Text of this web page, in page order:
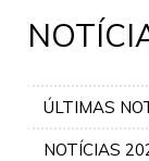
ÚLTIMAS
NOTÍCIAS